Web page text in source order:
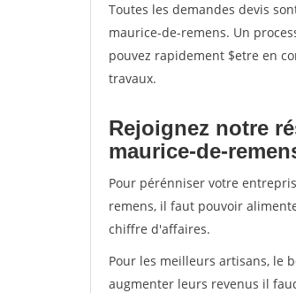
Toutes les demandes devis
maurice-de-remens. Un
pouvez rapidement $etre en
travaux.
Rejoignez notre
maurice-de-
Pour pérénniser votre
remens, il faut pouvoir
chiffre d'affaires.
Pour les meilleurs artisans, le
augmenter leurs revenus il